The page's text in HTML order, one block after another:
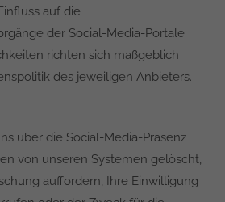
auf die
der Social-Media-Portale
richten sich maßgeblich
des jeweiligen Anbieters.
über die Social-Media-Präsenz
von unseren Systemen gelöscht,
auffordern, Ihre Einwilligung